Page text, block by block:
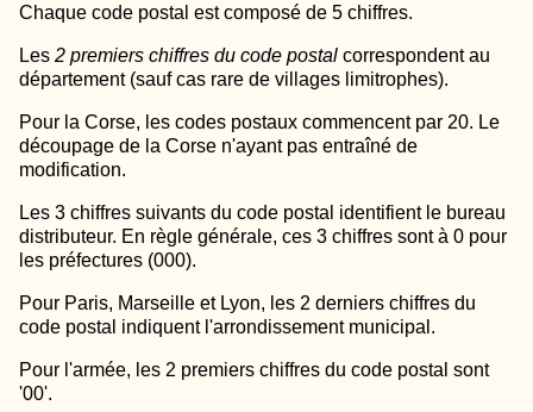
Chaque code postal est composé de 5 chiffres.
Les 2 premiers chiffres du code postal correspondent au
département (sauf cas rare de villages limitrophes).
Pour la Corse, les codes postaux commencent par 20. Le
découpage de la Corse n'ayant pas entraîné de
modification.
Les 3 chiffres suivants du code postal identifient le bureau
distributeur. En règle générale, ces 3 chiffres sont à 0 pour
les préfectures (000).
Pour Paris, Marseille et Lyon, les 2 derniers chiffres du
code postal indiquent l'arrondissement municipal.
Pour l'armée, les 2 premiers chiffres du code postal sont
'00'.